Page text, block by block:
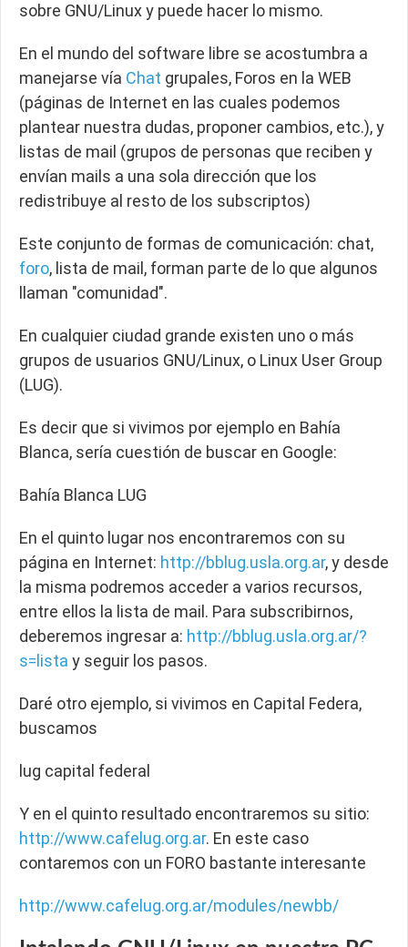
sobre GNU/Linux y puede hacer lo mismo.
En el mundo del software libre se acostumbra a
manejarse vía Chat grupales, Foros en la WEB
(páginas de Internet en las cuales podemos
plantear nuestra dudas, proponer cambios, etc.), y
listas de mail (grupos de personas que reciben y
envían mails a una sola dirección que los
redistribuye al resto de los subscriptos)
Este conjunto de formas de comunicación: chat,
foro, lista de mail, forman parte de lo que algunos
llaman "comunidad".
En cualquier ciudad grande existen uno o más
grupos de usuarios GNU/Linux, o Linux User Group
(LUG).
Es decir que si vivimos por ejemplo en Bahía
Blanca, sería cuestión de buscar en Google:
Bahía Blanca LUG
En el quinto lugar nos encontraremos con su
página en Internet: http://bblug.usla.org.ar, y desde
la misma podremos acceder a varios recursos,
entre ellos la lista de mail. Para subscribirnos,
deberemos ingresar a: http://bblug.usla.org.ar/?
s=lista y seguir los pasos.
Daré otro ejemplo, si vivimos en Capital Federa,
buscamos
lug capital federal
Y en el quinto resultado encontraremos su sitio:
http://www.cafelug.org.ar. En este caso
contaremos con un FORO bastante interesante
http://www.cafelug.org.ar/modules/newbb/